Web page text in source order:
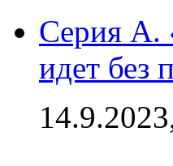
Серия А.
идет без